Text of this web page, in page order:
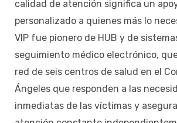
calidad de atención significa un
personalizado a quienes más lo
VIP fue pionero de HUB y de
seguimiento médico electrónico,
red de seis centros de salud en el
Ángeles que responden a las
inmediatas de las víctimas y